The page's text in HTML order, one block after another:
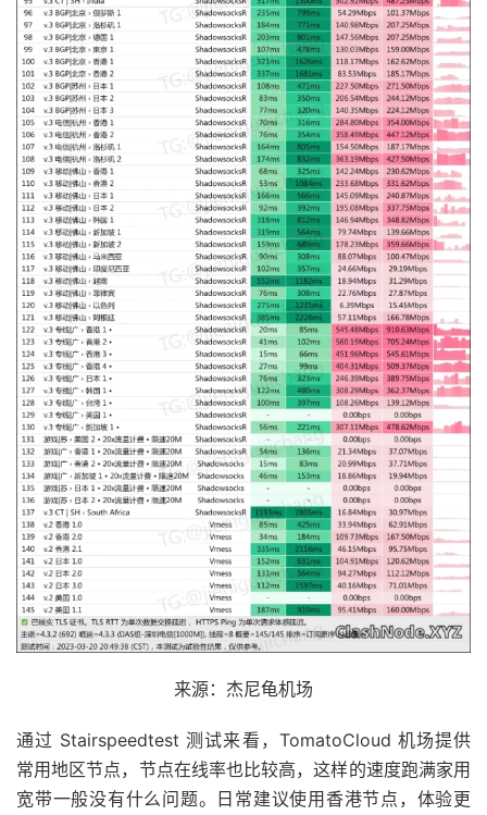
来源：杰尼龟机场
通过 Stairspeedtest 测试来看，TomatoCloud 机场提供
常用地区节点，节点在线率也比较高，这样的速度跑满家用
宽带一般没有什么问题。日常建议使用香港节点，体验更